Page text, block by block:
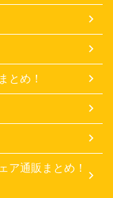
とめ！
ア通販まとめ！